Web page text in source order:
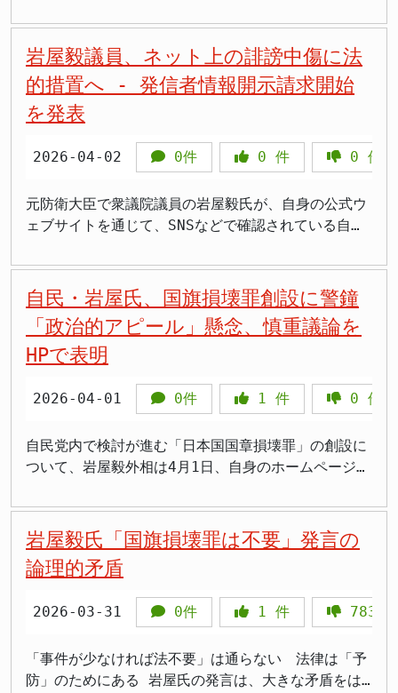
自民党が骨子をまとめた国旗損壊罪法案では、対象の
国旗を「社会通念上、国旗の用に供していると認識さ
れるもの」と幅広く定義し、自己所有も対象とするも
ので、外国国章損壊罪より厳しい内容となっていま
す。 岩屋氏は今回のPTの議論に異論が少なかった状
況について「実は自民党の中にはいろんなもっと意見
があるんではないかな」と述べました。「物言えぬ空
では申し上げませんけれども」と慎重に言葉を選びな
がら、「立憲体制の根幹に関わる国民の内心の自由、
少し参加して、この議論に加わってほしかった」と苦
言を呈しました。 >高市首相の肝いり政策への異論は
言いにくい空気があるんだと思います。それを声に出
した岩屋さんはある意味で正直な政治家だと感じます
岩屋氏はこれが初めての異論表明ではありません。
重な姿勢を示し続けており、ほぼ唯一の党内批判者と
して孤立した立場を取り続けています。 「自然な敬
意」か「強制による服従」か—今こそ問われる立憲主
義の本質 国旗を大切にしたいという思いは多くの国
尊重が自然な心情から罰則による強制へと変わること
で、国民の意識と国旗本来の意味が失われかねませ
国旗が本来持つべき意味は損なわれます。 今後、法
案は維新との調整を経て今国会への提出・成立を目指
す方針ですが、参院での審議行方は不透明です。岩屋
氏の声が党内にどれだけ届くのか、そして「自然な敬
た岩屋毅前外務大臣は、記者団に対し「決して思想信
条を処罰するようなものになってはいけない」と述
べ、創設に消極的な考えを改めて示しました。国旗に
対する抗議活動など、表現行為の一環として国旗が傷
つけられる可能性も否定できません。 憲法第21条
は、表現の自由と内心の自由を保障しています。国旗
損壊罪が創設されれば、国旗に対する批判的な意思表
ないかという懸念が広がっています。どのような行為
を「損壊」とみなし、罰則の対象とするのか、その線
旗に対する侮辱行為と表現の自由のバランスについて
は、様々な議論がありました。 法制化への道のりと
課題 「みんなの前で損壊」という表現の曖昧さも、
法制化における課題の一つです。具体的にどのような
場所で、どのような方法で国旗を傷つけた場合に罪に
につながる恐れもあります。また、国旗や国歌に関す
る法整備は、国民の間に多様な意見が存在しており、
社会全体での幅広い議論が不可欠です。 一部の国で
は、国旗への侮辱行為を禁じる法律が存在しますが、
提起と言えるでしょう。自民党は早期成立を目指して
いますが、国民一人ひとりの権利や自由とのバランス
めていく必要があります。 まとめ 自民党は「国旗損
壊罪」創設に向け、論点整理を開始。 推進派は、外
国国旗との法的な不均衡是正や、国旗への敬意を守る
ことを目的とする。 岩屋元外務大臣は、思想信条の
「すべての権利は無制限ではない。公共の福祉に照ら
さなければいけないのは当然だ」と答弁。権利の制約
はあり得るとしつつも、国旗損壊罪の創設が表現の自
由を不当に狭めるのではないかという懸念があること
を示唆した。 この発言は、国旗という象徴に対する
敬意を求める声と、民主主義社会における表現の自由
の保障との間で、どのようにバランスを取るべきかと
事務局長の見解 一方、PT事務局長を務める鈴木英敬
衆院議員は、会合後の記者団に対し、「なんらかの法
明した。鈴木氏は、国旗保護のための法整備は、個人
の内心や思想・良心の自由、さらには表現の自由を損
なうものではないとの認識で一致しているとも語っ
た。 ただし、鈴木氏が「立法事実がないといった人
は1人だけだった」「今回はそもそも立法事実の議論
は、PT内での議論の前提や、岩屋氏の指摘する「立法
事実」の捉え方に、温度差がある可能性を示唆してい
る。法制化を前提とする意見が大勢を占める中で、岩
屋氏のような異論がどの程度受け止められるかが、今
家の一体性を保つ上で意義がある。しかし、その保護
を目的とした法律が、国民の多様な表現活動や、政府
も否定できない。 今回の自民党内の議論は、こうし
た「象徴の保護」と「自由の保障」という、しばしば
対立しがちな二つの価値を、現代社会においてどのよ
うに両立させていくべきかという、難しい課題を改め
旗の損壊が社会問題となるほど頻繁に起きているとい
う客観的な証拠は乏しいのが実情です。このような状
況下で新たな法律を制定することは、実態にそぐわ
ず、国民の国旗への敬意を政治的にアピールするため
の手段となりかねない、との懸念を示しました。法整
備を進めるのであれば、まずはそのような事態が実際
た議論が必要であるという立場です。 外国国章損壊
罪との比較と法的なカバー さらに、岩屋氏は、しば
の法的な違いを明確にしました。外国国章損壊罪の主
な目的は、日本と諸外国との円滑な関係を維持するこ
とにあり、相手国の意向を考慮する必要性から「親告
罪」（被害者などの告訴がなければ起訴できない罪）
となっています。これに対し、国旗の損壊について
は、既に刑法261条の「器物損壊罪」で罰することが
可能であり、法的なカバーは既に存在すると指摘しま
自動的に起訴される可能性があるため、単純な比較は
できないという見解です。 憲法上の自由との抵触リ
障する「内心の自由」や「表現の自由」との整合性で
す。国旗に対する行為は、個人の思想信条や、政治的
なメッセージ発信と結びつく可能性があります。もし
国旗損壊罪を創設した場合、個人の思想や表現活動を
不当に萎縮させる恐れがある、というのが岩屋氏の主
張です。過去には、アメリカ合衆国最高裁判所も、同
例があることに言及し、憲法上の権利を侵害しない慎
重な法整備の必要性を訴えています。 立法を行う場
は会談全体を「極めて良好」かつ「成功裏に終わっ
た」と高く評価しており、特に、緊迫するイラン情勢
への対応と、両国間の経済協力における進展を主要な
成果として挙げています。 イラン情勢への日本の立
場表明 岩屋氏は、今回の首脳会談において、喫緊の
国側にしっかりと伝えることができた点を第一の成果
として指摘しています。日本はこれまで一貫して、イ
ランの核開発計画に反対の立場を取り続けてきまし
た。 さらに、ホルムズ海峡での航行の自由を脅かす
い情勢の沈静化が必要であるという日本の主張を、米
国に対して明確に提示できたと分析しています。 支
援策に関する意思疎通の進展 イラン情勢に関連する
日本の支援策についても、岩屋氏は的確な説明が行わ
れたと分析しています。日本側は、自国が実施可能な
支援と、現時点では困難な支援について、米国側に対
て、岩屋氏は、当時のトランプ米大統領（※）から、
具体的な艦艇派遣要求といった、より踏み込んだ軍事
ています。これは、日本が過度な軍事的関与を避けつ
つ、外交的な解決に向けた道筋を探る上で、重要なポ
イントであったとの見方を示唆しています。 （※本
文中の「トランプ大統領」は、当時の米国大統領を指
すものと解釈して記述しています。） 経済協力にお
ける具体的な前進 首脳会談は、安全保障面だけでな
氏は評価しています。以前、日米間で合意された関税
に関する取り決めの中で約束された経済協力につい
岩屋毅議員、ネット上の誹謗中傷に法
的措置へ - 発信者情報開示請求開始
を発表
2026-04-02 0件 0 件 0 件
元防衛大臣で衆議院議員の岩屋毅氏が、自身の公式ウ
ェブサイトを通じて、SNSなどで確認されている自身
手続きを開始したことを明らかにしました。この動き
は、インターネット空間における表現の自由と、個人
の権利保護のバランスについて、改めて社会的な関心
を集めることになりそうです。 SNS上の過度な誹謗
中傷に対する懸念 岩屋氏の事務所によると、昨年
に基づかない誹謗中傷や、その人格を否定するような
表現が確認されているとのことです。事務所側は、こ
うした行為は衆議院議員である岩屋氏の名誉を著しく
傷つけるだけでなく、健全な政治議論を阻害するもの
る様々な意見や批判は、民主主義社会において活発に
交わされるべきものであることは当然としています。
を尊重する姿勢が不可欠であるとの認識です。 法的
措置への移行理由 事務所側は、虚偽の情報や悪意に
基づいた中傷、さらには再生数を稼ぐことを目的とし
た悪質な行為については、決して容認できないと断じ
自民・岩屋氏、国旗損壊罪創設に警鐘
「政治的アピール」懸念、慎重議論を
HPで表明
2026-04-01 0件 1 件 0 件
自民党内で検討が進む「日本国国章損壊罪」の創設に
ついて、岩屋毅外相は4月1日、自身のホームページ
実の欠如や表現の自由への配慮などを理由に、「政治
的なアピール」に終わる可能性を指摘し、党としての
「見識・良識」ある議論を求めていることを明らかに
しました。 慎重論の背景 岩屋氏が今回、ホームペー
ジで詳細に説明したのは、3月31日に開かれた党本部
でのプロジェクトチーム（PT）での発言内容です。こ
科す「日本国国章損壊罪」の創設を目指しており、そ
の初会合が開かれました。 しかし、岩屋氏はかねて
岩屋毅氏「国旗損壊罪は不要」発言の
論理的矛盾
2026-03-31 0件 1 件 783
「事件が少なければ法不要」は通らない 法律は「予
防」のためにある 岩屋氏の発言は、大きな矛盾をは